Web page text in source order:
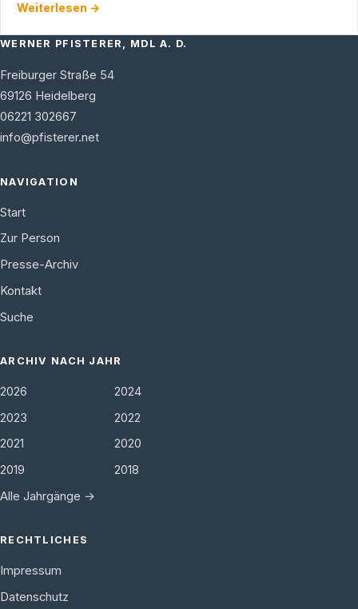
Weiterlesen →
WERNER PFISTERER, MDL A. D.
Freiburger Straße 54
69126 Heidelberg
06221 302667
info@pfisterer.net
NAVIGATION
Start
Zur Person
Presse-Archiv
Kontakt
Suche
ARCHIV NACH JAHR
2026
2024
2023
2022
2021
2020
2019
2018
Alle Jahrgänge →
RECHTLICHES
Impressum
Datenschutz